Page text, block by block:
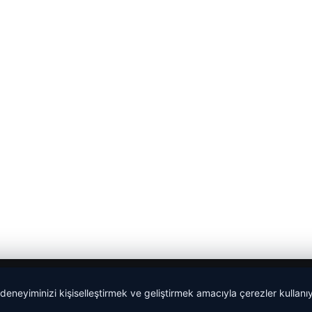
kişiselleştirmek ve geliştirmek amacıyla çerezler